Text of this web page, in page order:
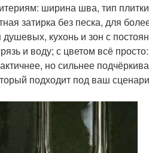
ширина шва, тип
затирка без песка, для
кухонь и зон с
и воду; с цветом всё
но сильнее
подходит под ваш